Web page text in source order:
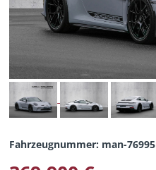
Fahrzeugnummer: man-76995